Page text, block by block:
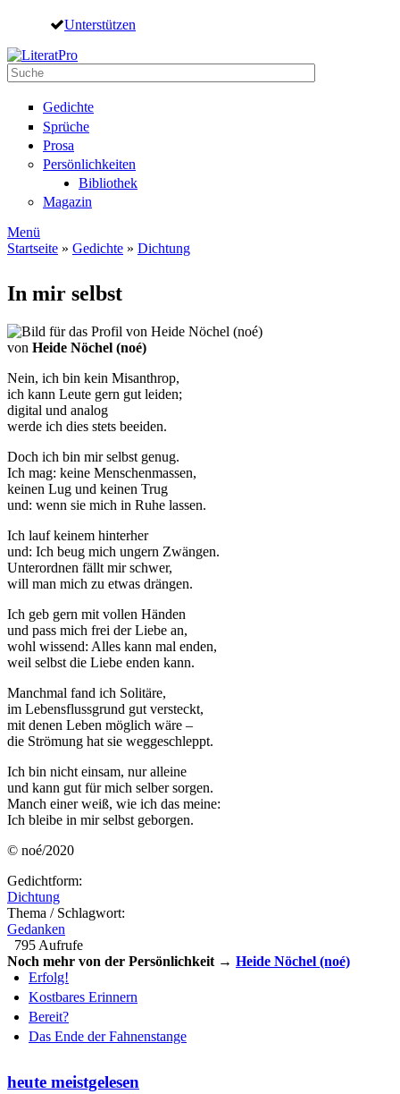
Direkt zum Inhalt
Unterstützen
Suche
Gedichte
Sprüche
Prosa
Persönlichkeiten
Bibliothek
Magazin
Menü
Startseite » Gedichte » Dichtung
In mir selbst
von Heide Nöchel (noé)
Nein, ich bin kein Misanthrop,
ich kann Leute gern gut leiden;
digital und analog
werde ich dies stets beeiden.
Doch ich bin mir selbst genug.
Ich mag: keine Menschenmassen,
keinen Lug und keinen Trug
und: wenn sie mich in Ruhe lassen.
Ich lauf keinem hinterher
und: Ich beug mich ungern Zwängen.
Unterordnen fällt mir schwer,
will man mich zu etwas drängen.
Ich geb gern mit vollen Händen
und pass mich frei der Liebe an,
wohl wissend: Alles kann mal enden,
weil selbst die Liebe enden kann.
Manchmal fand ich Solitäre,
im Lebensflussgrund gut versteckt,
mit denen Leben möglich wäre –
die Strömung hat sie weggeschleppt.
Ich bin nicht einsam, nur alleine
und kann gut für mich selber sorgen.
Manch einer weiß, wie ich das meine:
Ich bleibe in mir selbst geborgen.
© noé/2020
Gedichtform:
Dichtung
Thema / Schlagwort:
Gedanken
795 Aufrufe
Noch mehr von der Persönlichkeit → Heide Nöchel (noé)
Erfolg!
Kostbares Erinnern
Bereit?
Das Ende der Fahnenstange
heute meistgelesen